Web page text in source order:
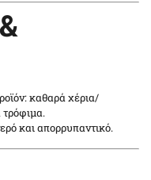
καθαρά χέρια/
και απορρυπαντικό.